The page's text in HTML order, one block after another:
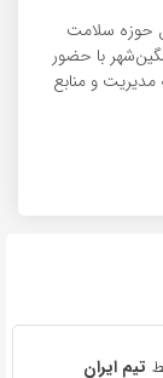
حوزه سلامت
با حضور
و منابع
تیم ایران